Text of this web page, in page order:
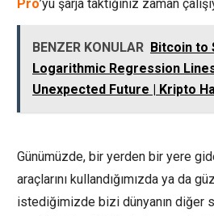
Pro’yu şarja taktığınız zaman
BENZER KONULAR Bitcoin to
Logarithmic Regression
Unexpected Future | Kripto
Günümüzde, bir yerden bir yere
araçlarını kullandığımızda ya da
istediğimizde bizi dünyanın diğer